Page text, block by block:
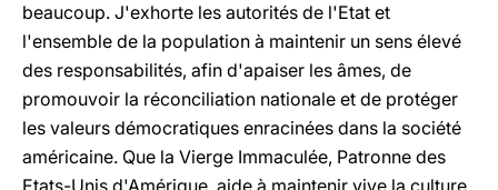
beaucoup. J'exhorte les autorités de l'Etat et
l'ensemble de la population à maintenir un sens élevé
des responsabilités, afin d'apaiser les âmes, de
promouvoir la réconciliation nationale et de protéger
les valeurs démocratiques enracinées dans la société
américaine. Que la Vierge Immaculée, Patronne des
Etats-Unis d'Amérique, aide à maintenir vive la culture